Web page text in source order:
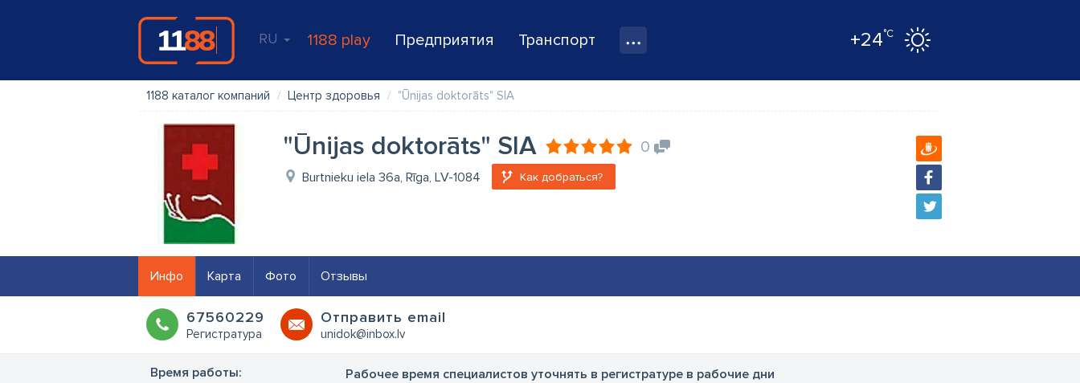
RU 1188 play Предприятия Транспорт +24°C
1188 каталог компаний Центр здоровья "Ūnijas doktorāts" SIA
"Ūnijas doktorāts" SIA 0
Burtnieku iela 36a, Rīga, LV-1084 Как добраться?
Инфо Карта Фото Отзывы
67560229
Регистратура
Oтправить email
unidok@inbox.lv
Время работы: Рабочее время специалистов уточнять в регистратуре в рабочие дни